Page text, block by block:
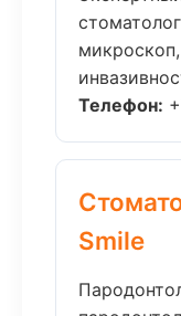
Телефон:
Smile